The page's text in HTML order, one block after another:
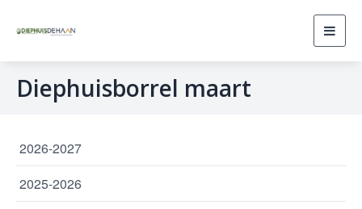
Diephuisborrel maart
2026-2027
2025-2026